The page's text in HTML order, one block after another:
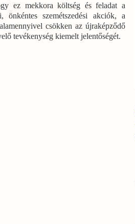
ez mekkora költség és feladat a
önkéntes szemétszedési akciók, a
csökken az újraképződő
tevékenység kiemelt jelentőségét.